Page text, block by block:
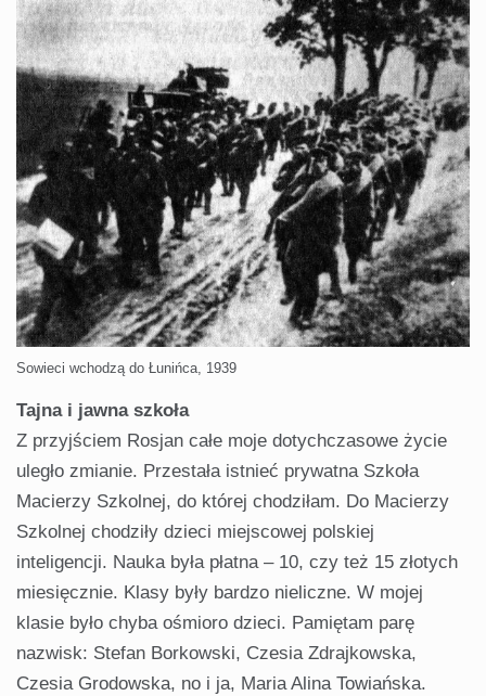
Sowieci wchodzą do Łunińca, 1939
Tajna i jawna szkoła
Z przyjściem Rosjan całe moje dotychczasowe życie
uległo zmianie. Przestała istnieć prywatna Szkoła
Macierzy Szkolnej, do której chodziłam. Do Macierzy
Szkolnej chodziły dzieci miejscowej polskiej
inteligencji. Nauka była płatna – 10, czy też 15 złotych
miesięcznie. Klasy były bardzo nieliczne. W mojej
klasie było chyba ośmioro dzieci. Pamiętam parę
nazwisk: Stefan Borkowski, Czesia Zdrajkowska,
Czesia Grodowska, no i ja, Maria Alina Towiańska.